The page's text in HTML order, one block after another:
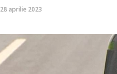
28 aprilie 2023